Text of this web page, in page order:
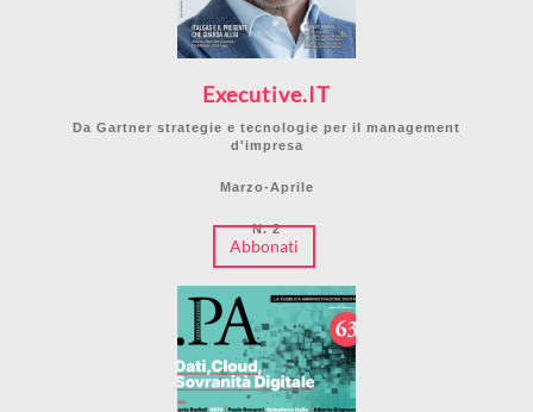
Executive.IT
Da Gartner strategie e tecnologie per il management
d'impresa
Marzo-Aprile
N. 2
Abbonati